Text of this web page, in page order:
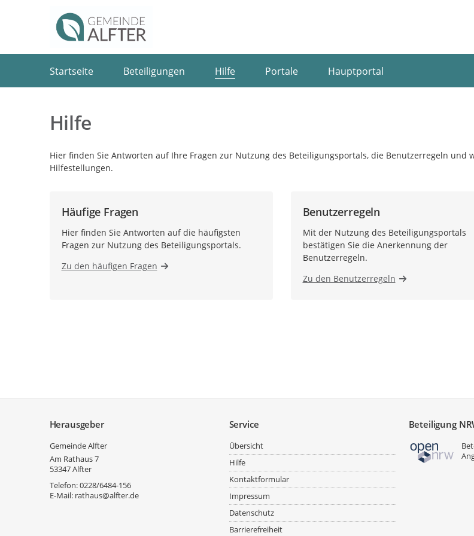
Startseite Beteiligungen Hilfe Portale Hauptportal
Hilfe
Hier finden Sie Antworten auf Ihre Fragen zur Nutzung des Beteiligungsportals, die Benutzerregeln und
Hilfestellungen.
Häufige Fragen
Hier finden Sie Antworten auf die häufigsten
Fragen zur Nutzung des Beteiligungsportals.
Zu den häufigen Fragen
Benutzerregeln
Mit der Nutzung des Beteiligungsportals
bestätigen Sie die Anerkennung der
Benutzerregeln.
Zu den Benutzerregeln
Herausgeber
Gemeinde Alfter
Am Rathaus 7
53347Alfter
Telefon:0228/6484-156
E-Mail: rathaus@alfter.de
Service
Übersicht
Hilfe
Kontaktformular
Impressum
Datenschutz
Barrierefreiheit
Beteiligung